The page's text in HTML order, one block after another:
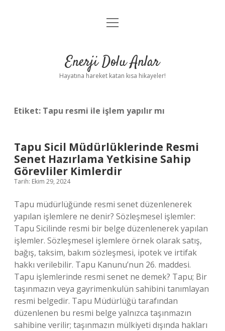
Anasayfa
Yasal Uyarı
menüyü
Enerji Dolu Anlar
Hayatına hareket katan kısa hikayeler!
Etiket: Tapu resmi ile işlem yapılır mı
Tapu Sicil Müdürlüklerinde Resmi
Senet Hazırlama Yetkisine Sahip
Görevliler Kimlerdir
Tarih: Ekim 29, 2024
Tapu müdürlüğünde resmi senet düzenlenerek
yapılan işlemlere ne denir? Sözleşmesel işlemler:
Tapu Sicilinde resmi bir belge düzenlenerek yapılan
işlemler. Sözleşmesel işlemlere örnek olarak satış,
bağış, taksim, bakım sözleşmesi, ipotek ve irtifak
hakkı verilebilir. Tapu Kanunu’nun 26. maddesi.
Tapu işlemlerinde resmi senet ne demek? Tapu; Bir
taşınmazın veya gayrimenkulün sahibini tanımlayan
resmi belgedir. Tapu Müdürlüğü tarafından
düzenlenen bu resmi belge yalnızca taşınmazın
sahibine verilir; taşınmazın mülkiyeti dışında hakları